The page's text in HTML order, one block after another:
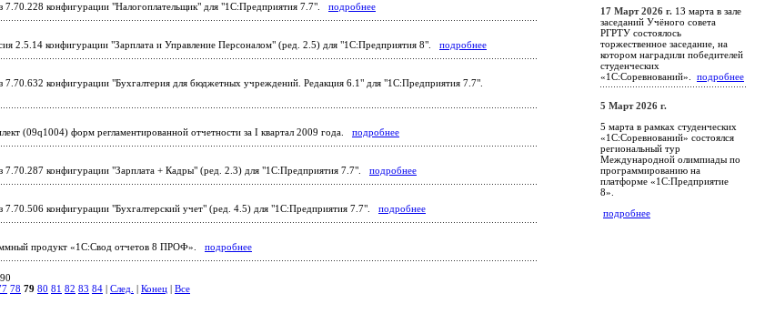
7.70.228 конфигурации "Налогоплательщик" для "1С:Предприятия 7.7". подробнее
2.5.14 конфигурации "Зарплата и Управление Персоналом" (ред. 2.5) для "1С:Предприятия 8". подробнее
7.70.632 конфигурации "Бухгалтерия для бюджетных учреждений. Редакция 6.1" для "1С:Предприятия 7.7".
(09q1004) форм регламентированной отчетности за I квартал 2009 года. подробнее
7.70.287 конфигурации "Зарплата + Кадры" (ред. 2.3) для "1С:Предприятия 7.7". подробнее
7.70.506 конфигурации "Бухгалтерский учет" (ред. 4.5) для "1С:Предприятия 7.7". подробнее
продукт «1С:Свод отчетов 8 ПРОФ». подробнее
78 79 80 81 82 83 84 След. Конец Все
17 Март 2026 г. 13 марта в зале
заседаний Учёного совета
РГРТУ состоялось
торжественное заседание, на
котором наградили победителей
студенческих
«1С:Соревнований». подробнее
5 Март 2026 г.
5 марта в рамках студенческих
«1С:Соревнований» состоялся
региональный тур
Международной олимпиады по
программированию на
платформе «1С:Предприятие
8».
подробнее